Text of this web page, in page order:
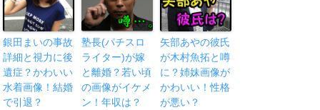
銀田まいの事故
詳細と視力に後
遺症？かわいい
水着画像！結婚
で引退？
塾長(パチスロ
ライター)が嫁
と離婚？若い頃
の画像がイケメ
ン！年収は？
矢部あやの彼氏
が木村魚拓と噂
に？姉妹画像が
かわいい！性格
が悪い？